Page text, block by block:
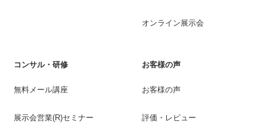
オンライン展示会
コンサル・研修
無料メール講座
展示会営業(R)セミナー
お客様の声
お客様の声
評価・レビュー